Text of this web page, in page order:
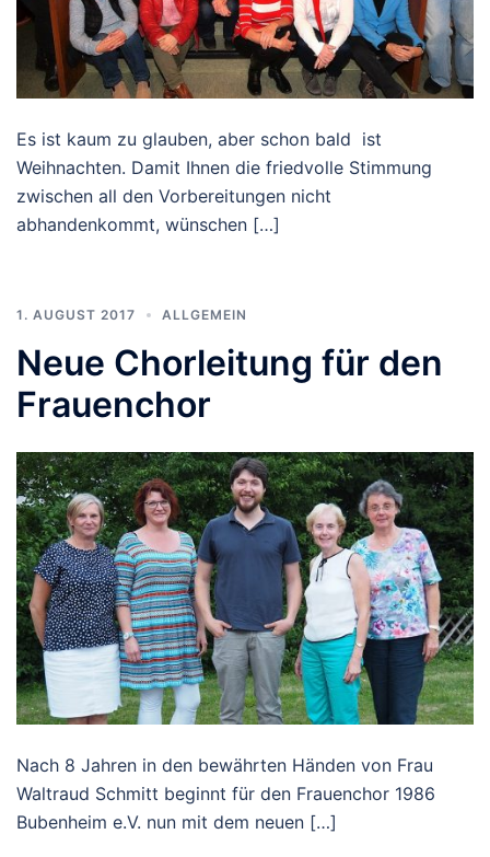
Es ist kaum zu glauben, aber schon bald ist
Weihnachten. Damit Ihnen die friedvolle Stimmung
zwischen all den Vorbereitungen nicht
abhandenkommt, wünschen […]
1. AUGUST 2017 ALLGEMEIN
Neue Chorleitung für den
Frauenchor
Nach 8 Jahren in den bewährten Händen von Frau
Waltraud Schmitt beginnt für den Frauenchor 1986
Bubenheim e.V. nun mit dem neuen […]